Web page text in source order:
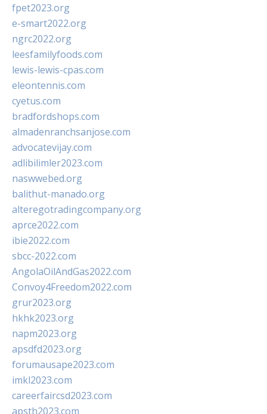
fpet2023.org
e-smart2022.org
ngrc2022.org
leesfamilyfoods.com
lewis-lewis-cpas.com
eleontennis.com
cyetus.com
bradfordshops.com
almadenranchsanjose.com
advocatevijay.com
adlibilimler2023.com
naswwebed.org
balithut-manado.org
alteregotradingcompany.org
aprce2022.com
ibie2022.com
sbcc-2022.com
AngolaOilAndGas2022.com
Convoy4Freedom2022.com
grur2023.org
hkhk2023.org
napm2023.org
apsdfd2023.org
forumausape2023.com
imkl2023.com
careerfaircsd2023.com
apsth2023.com